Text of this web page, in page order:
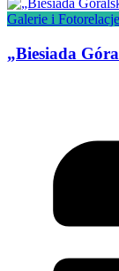
Galerie i Fotorelacje
„Biesiada